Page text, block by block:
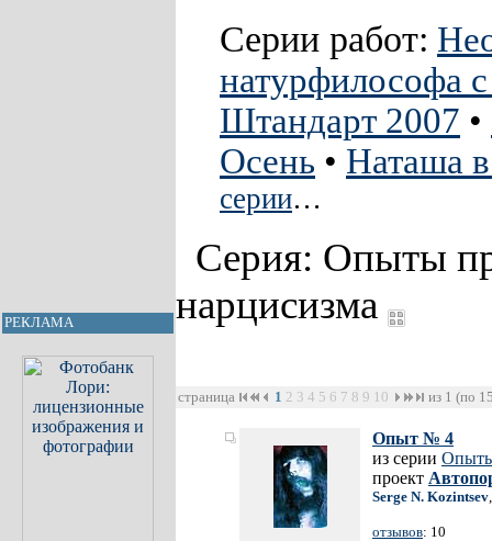
РЕКЛАМА
Серии работ:
натурфилософа
Штандарт 2007 •
Осень • Наташа
серии…
Серия: Опыты
нарцисизма
страница 1 2 3 4 5 6 7 8 9 10 из 1 (по
Опыт № 4
из серии Опыты
проект
Serge N. Kozintsev
отзывов: 10